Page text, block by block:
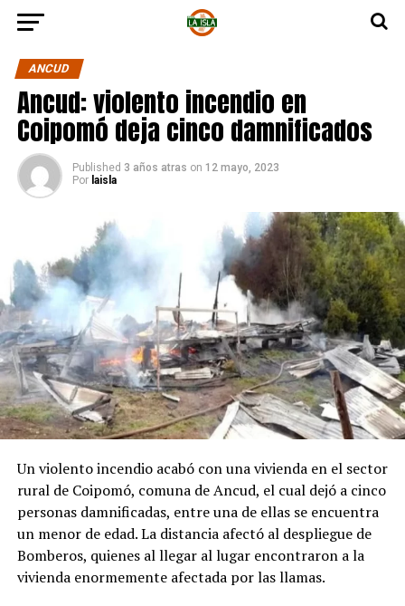
ANCUD
Ancud: violento incendio en
Coipomó deja cinco damnificados
Published 3 años atras on 12 mayo, 2023
Por laisla
Un violento incendio acabó con una vivienda en el sector
rural de Coipomó, comuna de Ancud, el cual dejó a cinco
personas damnificadas, entre una de ellas se encuentra
un menor de edad. La distancia afectó al despliegue de
Bomberos, quienes al llegar al lugar encontraron a la
vivienda enormemente afectada por las llamas.